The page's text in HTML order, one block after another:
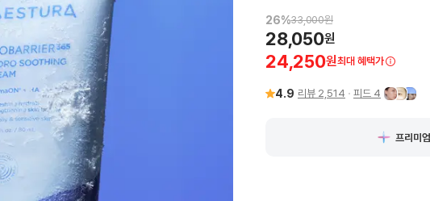
26%33,000원
28,050원
24,250원최대 혜택가
4.9 리뷰 2,514 피드 4
프리미